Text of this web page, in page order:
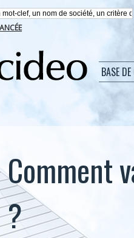
BASE
Comment
?